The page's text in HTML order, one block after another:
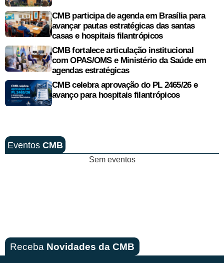
CMB participa de agenda em Brasília para
avançar pautas estratégicas das santas
casas e hospitais filantrópicos
CMB fortalece articulação institucional
com OPAS/OMS e Ministério da Saúde em
agendas estratégicas
CMB celebra aprovação do PL 2465/26 e
avanço para hospitais filantrópicos
Eventos CMB
Sem eventos
Receba Novidades da CMB